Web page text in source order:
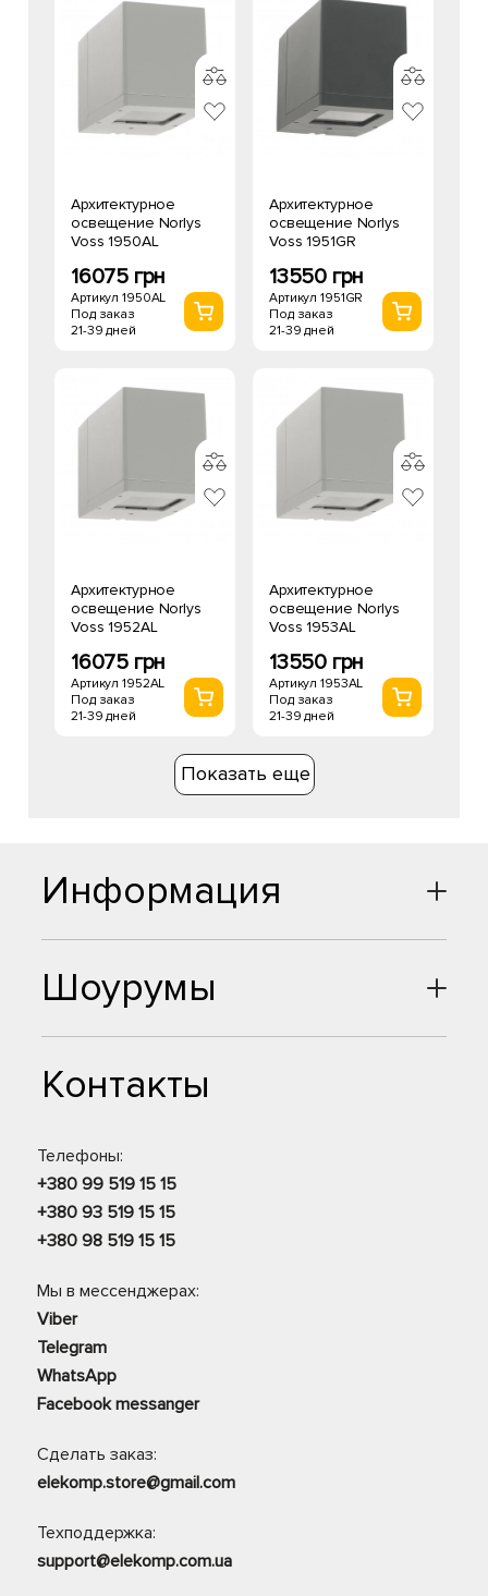
Архитектурное
освещение Norlys
Voss 1950AL
16075 грн
Артикул 1950AL
Под заказ
21-39 дней
Архитектурное
освещение Norlys
Voss 1951GR
13550 грн
Артикул 1951GR
Под заказ
21-39 дней
Архитектурное
освещение Norlys
Voss 1952AL
16075 грн
Артикул 1952AL
Под заказ
21-39 дней
Архитектурное
освещение Norlys
Voss 1953AL
13550 грн
Артикул 1953AL
Под заказ
21-39 дней
Показать еще
Шоурумы
Контакты
Телефоны:
+380 99 519 15 15
+380 93 519 15 15
+380 98 519 15 15
Мы в мессенджерах:
Viber
Telegram
WhatsApp
Facebook messanger
Сделать заказ:
elekomp.store@gmail.com
Техподдержка:
support@elekomp.com.ua
Информация